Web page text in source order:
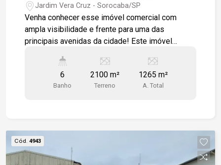
Jardim Vera Cruz - Sorocaba/SP
Venha conhecer esse imóvel comercial com
ampla visibilidade e frente para uma das
principais avenidas da cidade! Este imóvel
comércio, possui 02 salões grandes com pé
direito alto, ao total são 06 banheiros e 11 salas.
Localizado na principal avenida da zona oeste da
serviços! Aproveite a oportunidade , agende sua
visita!
6
Banho
2100 m²
Terreno
1265 m²
A. Total
Cód. 4943